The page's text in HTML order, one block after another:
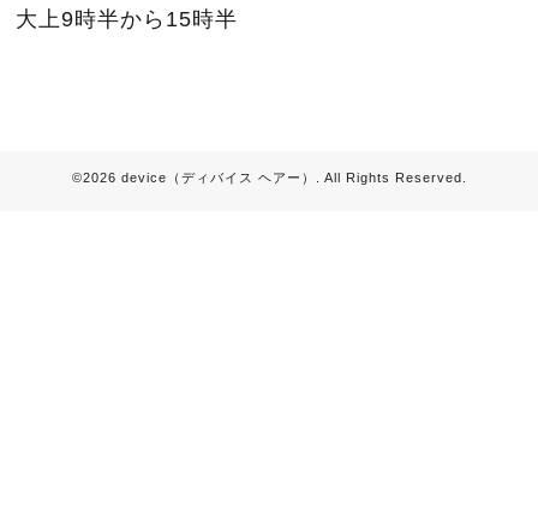
大上9時半から15時半
©2026 device（ディバイス ヘアー） . All Rights Reserved.